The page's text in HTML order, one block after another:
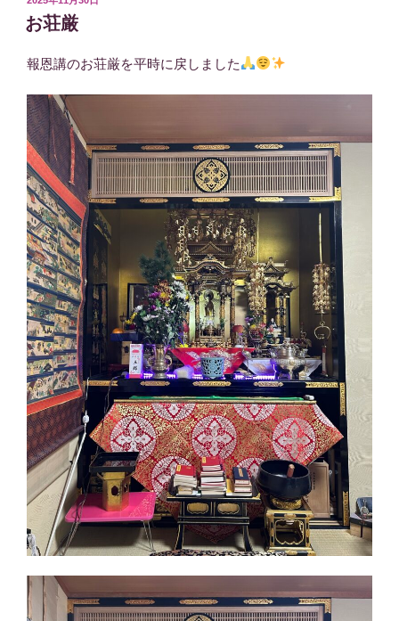
稿
日:
お荘厳
報恩講のお荘厳を平時に戻しました